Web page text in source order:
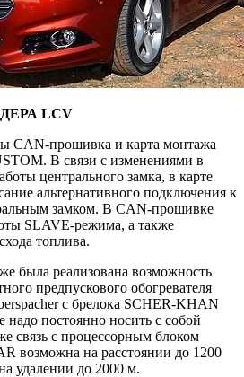
LCV
CAN-прошивка и карта монтажа
В связи с изменениями в
центрального замка, в карте
альтернативного подключения к
замком. В CAN-прошивке
SLAVE-режима, а также
топлива.
была реализована возможность
предпускового обогревателя
с брелока SCHER-KHAN
постоянно носить с собой
связь с процессорным блоком
возможна на расстоянии до 1200
удалении до 2000 м.